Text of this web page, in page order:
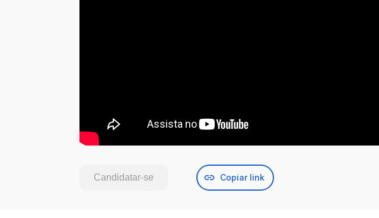
Candidatar-se Copiar link